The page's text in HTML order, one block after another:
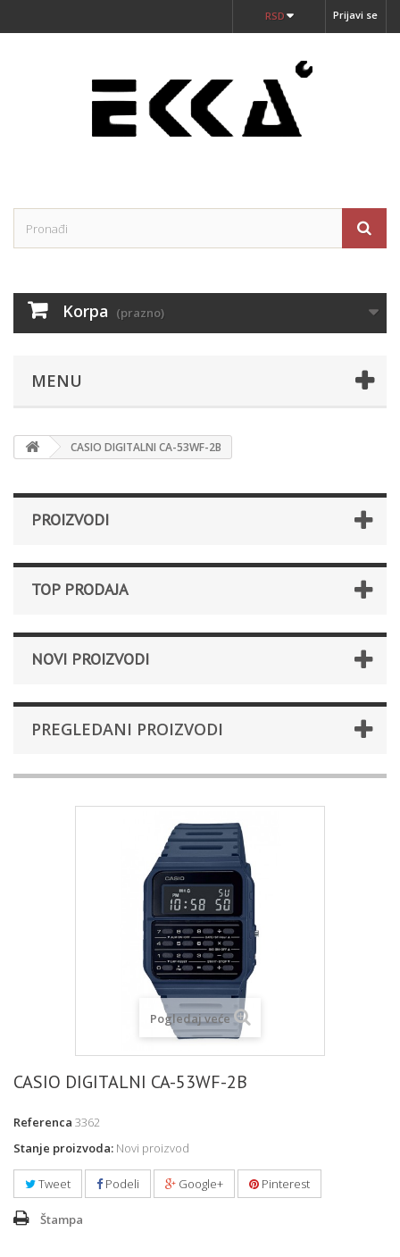
Prijavi se
RSD
Korpa (prazno)
MENU
CASIO DIGITALNI CA-53WF-2B
PROIZVODI
TOP PRODAJA
NOVI PROIZVODI
PREGLEDANI PROIZVODI
Pogledaj veće
CASIO DIGITALNI CA-53WF-2B
Referenca 3362
Stanje proizvoda: Novi proizvod
Tweet Podeli Google+ Pinterest
Štampa